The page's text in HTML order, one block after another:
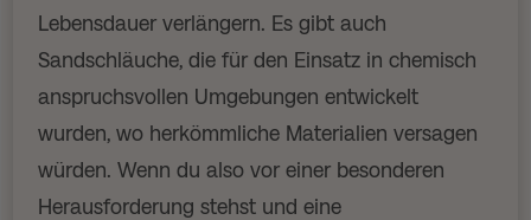
Lebensdauer verlängern. Es gibt auch
Sandschläuche, die für den Einsatz in chemisch
anspruchsvollen Umgebungen entwickelt
wurden, wo herkömmliche Materialien versagen
würden. Wenn du also vor einer besonderen
Herausforderung stehst und eine